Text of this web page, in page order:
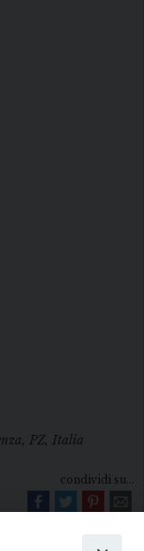
PZ, Italia
condividi su...